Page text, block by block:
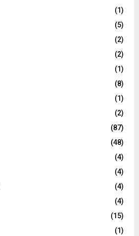
(1)
(5)
(2)
(2)
(1)
(8)
(1)
(2)
(87)
(48)
(4)
(4)
(4)
(4)
(15)
(1)